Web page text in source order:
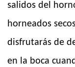
salidos del
horneados
disfrutarás de
en la boca